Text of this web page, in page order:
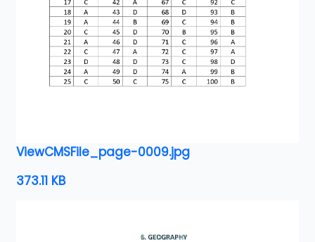
ViewCMSFile_page-0009.jpg
373.11 KB